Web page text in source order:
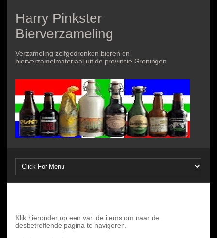
Harry Pinkster
Bierverzameling
Verzameling zelfgedronken bieren en
bierverzamelmateriaal uit de provincie Groningen
Klik hieronder op een van de items om naar de
desbetreffende pagina te navigeren.